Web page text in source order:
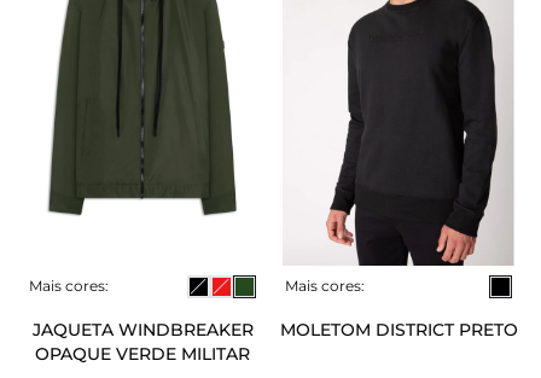
Mais cores:
JAQUETA WINDBREAKER
OPAQUE VERDE MILITAR
Mais cores:
MOLETOM DISTRICT PRETO